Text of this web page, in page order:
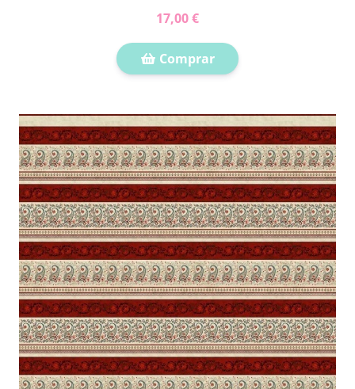
17,00 €
Comprar